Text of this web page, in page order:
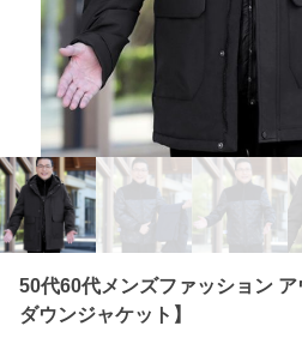
50代60代メンズファッション
ダウンジャケット】